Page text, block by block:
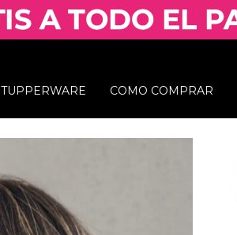
TUPPERWARE COMO COMPRAR